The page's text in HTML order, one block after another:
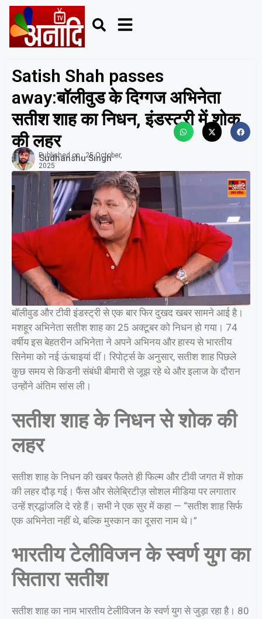
Satish Shah passes
away:बॉलीवुड के दिग्गज अभिनेता
सतीश शाह का निधन, इंडस्ट्री में शोक
की लहर
Sudhanshu Singh
Published on : 25 October,
2025
बॉलीवुड और टीवी इंडस्ट्री से एक बार फिर दुखद खबर सामने आई है।
मशहूर अभिनेता सतीश शाह का 25 अक्टूबर को निधन हो गया। 74
वर्षीय इस बेहतरीन अभिनेता ने अपने अभिनय और हास्य से भारतीय
सिनेमा को नई ऊंचाइयां दीं। रिपोर्ट्स के अनुसार, सतीश शाह पिछले
कुछ समय से किडनी संबंधी बीमारी से जूझ रहे थे और इलाज के दौरान
उन्होंने अंतिम सांस ली।
सतीश शाह के निधन से शोक की
लहर
सतीश शाह के निधन की खबर फैलते ही फिल्म और टीवी जगत में शोक
की लहर दौड़ गई। फैंस और सेलेब्रिटीज़ सोशल मीडिया पर लगातार
उन्हें श्रद्धांजलि दे रहे हैं। सभी ने एक सुर में कहा — “सतीश शाह सिर्फ
एक अभिनेता नहीं थे, बल्कि मुस्कान का दूसरा नाम थे।”
भारतीय टेलीविजन के स्वर्ण युग का
सितारा सतीश
सतीश शाह का नाम भारतीय टेलीविजन के स्वर्ण युग से जुड़ा रहा है। 80